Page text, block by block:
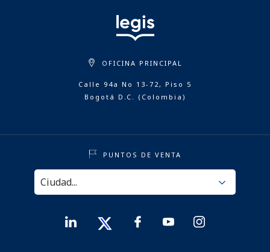
OFICINA PRINCIPAL
Calle 94a No 13-72, Piso 5
Bogotá D.C. (Colombia)
PUNTOS DE VENTA